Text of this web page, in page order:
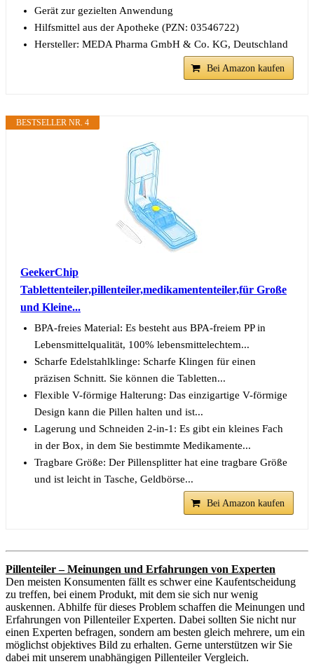
Gerät zur gezielten Anwendung
Hilfsmittel aus der Apotheke (PZN: 03546722)
Hersteller: MEDA Pharma GmbH & Co. KG, Deutschland
Bei Amazon kaufen
BESTSELLER NR. 4
GeekerChip
Tablettenteiler,pillenteiler,medikamententeiler,für Große
und Kleine...
BPA-freies Material: Es besteht aus BPA-freiem PP in
Lebensmittelqualität, 100% lebensmittelechtem...
Scharfe Edelstahlklinge: Scharfe Klingen für einen
präzisen Schnitt. Sie können die Tabletten...
Flexible V-förmige Halterung: Das einzigartige V-förmige
Design kann die Pillen halten und ist...
Lagerung und Schneiden 2-in-1: Es gibt ein kleines Fach
in der Box, in dem Sie bestimmte Medikamente...
Tragbare Größe: Der Pillensplitter hat eine tragbare Größe
und ist leicht in Tasche, Geldbörse...
Bei Amazon kaufen
Pillenteiler – Meinungen und Erfahrungen von Experten
Den meisten Konsumenten fällt es schwer eine Kaufentscheidung
zu treffen, bei einem Produkt, mit dem sie sich nur wenig
auskennen. Abhilfe für dieses Problem schaffen die Meinungen und
Erfahrungen von Pillenteiler Experten. Dabei sollten Sie nicht nur
einen Experten befragen, sondern am besten gleich mehrere, um ein
möglichst objektives Bild zu erhalten. Gerne unterstützen wir Sie
dabei mit unserem unabhängigen Pillenteiler Vergleich.